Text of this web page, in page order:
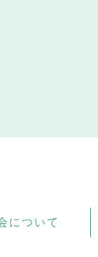
について